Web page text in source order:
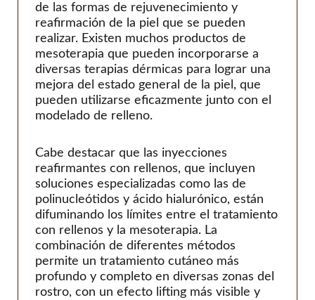
de las formas de rejuvenecimiento y
reafirmación de la piel que se pueden
realizar. Existen muchos productos de
mesoterapia que pueden incorporarse a
diversas terapias dérmicas para lograr una
mejora del estado general de la piel, que
pueden utilizarse eficazmente junto con el
modelado de relleno.
Cabe destacar que las inyecciones
reafirmantes con rellenos, que incluyen
soluciones especializadas como las de
polinucleótidos y ácido hialurónico, están
difuminando los límites entre el tratamiento
con rellenos y la mesoterapia. La
combinación de diferentes métodos
permite un tratamiento cutáneo más
profundo y completo en diversas zonas del
rostro, con un efecto lifting más visible y